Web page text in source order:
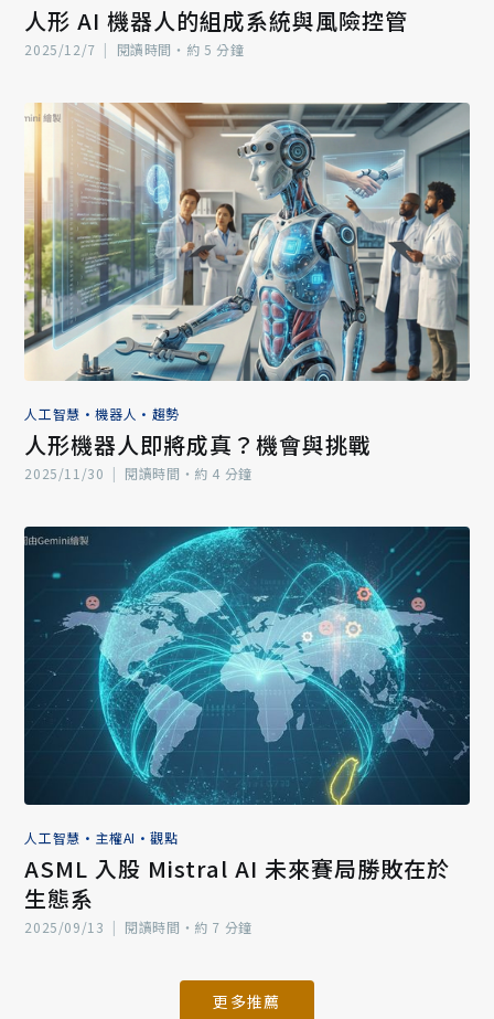
人形 AI 機器人的組成系統與風險控管
2025/12/7 | 閱讀時間‧約 5 分鐘
人工智慧 •機器人 • 趨勢
人形機器人即將成真？機會與挑戰
2025/11/30 | 閱讀時間‧約 4 分鐘
人工智慧 • 主權AI •觀點
ASML 入股 Mistral AI 未來賽局勝敗在於
生態系
2025/09/13 | 閱讀時間‧約 7 分鐘
更多推薦